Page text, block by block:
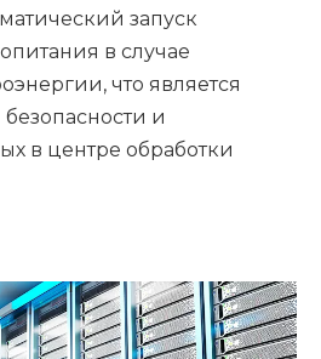
запуск
в случае
что является
и
в центре обработки